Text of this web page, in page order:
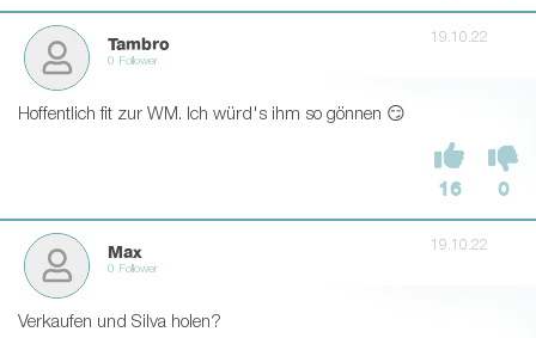
Tambro
0 Follower
19.10.22
Hoffentlich fit zur WM. Ich würd's ihm so gönnen 😏
16 0
Max
0 Follower
19.10.22
Verkaufen und Silva holen?